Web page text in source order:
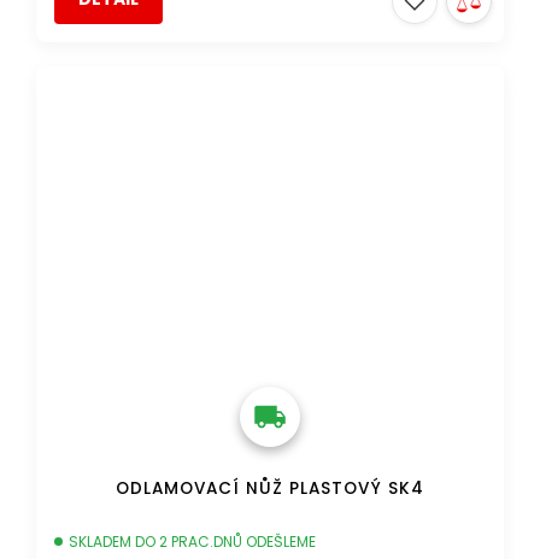
ODLAMOVACÍ NŮŽ PLASTOVÝ SK4
SKLADEM DO 2 PRAC.DNŮ ODEŠLEME